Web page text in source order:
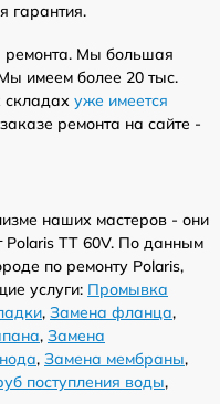
гарантия.
ремонта. Мы большая
имеем более 20 тыс.
складах уже имеется
ремонта на сайте -
наших мастеров - они
Polaris TT 60V. По данным
по ремонту Polaris,
услуги: Промывка
, Замена фланца,
, Замена
, Замена мембраны,
поступления воды,